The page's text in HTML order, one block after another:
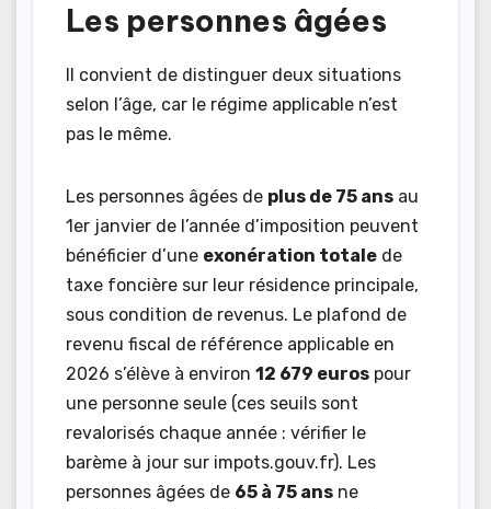
Les personnes âgées
Il convient de distinguer deux situations
selon l’âge, car le régime applicable n’est
pas le même.
Les personnes âgées de plus de 75 ans au
1er janvier de l’année d’imposition peuvent
bénéficier d’une exonération totale de
taxe foncière sur leur résidence principale,
sous condition de revenus. Le plafond de
revenu fiscal de référence applicable en
2026 s’élève à environ 12 679 euros pour
une personne seule (ces seuils sont
revalorisés chaque année : vérifier le
barème à jour sur impots.gouv.fr). Les
personnes âgées de 65 à 75 ans ne